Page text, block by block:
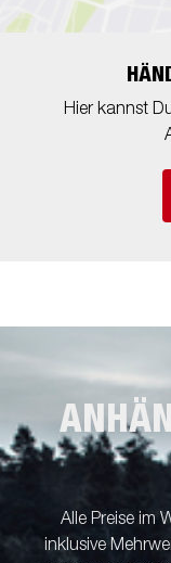
Hier kannst
Alle Preise im
inklusive